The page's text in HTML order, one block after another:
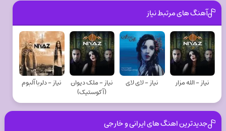
آهنگ های مرتبط نیاز
نیاز - الله مزار نیاز - لای لای
نیاز - ملک دیوان
(آکوستیک)
نیاز - دلربا آلبوم
جدیدترین اهنگ های ایرانی و خارجی